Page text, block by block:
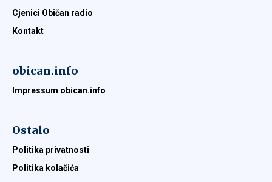
Cjenici Običan radio
Kontakt
obican.info
Impressum obican.info
Ostalo
Politika privatnosti
Politika kolačića